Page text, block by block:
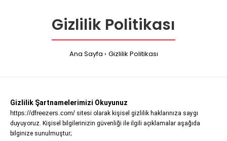
Gizlilik Politikası
Ana Sayfa Gizlilik Politikası
Gizlilik Şartnamelerimizi Okuyunuz
https://dfreezers.com/ sitesi olarak kişisel gizlilik haklarınıza saygı
duyuyoruz. Kişisel bilgilerinizin güvenliği ile ilgili açıklamalar aşağıda
bilginize sunulmuştur;